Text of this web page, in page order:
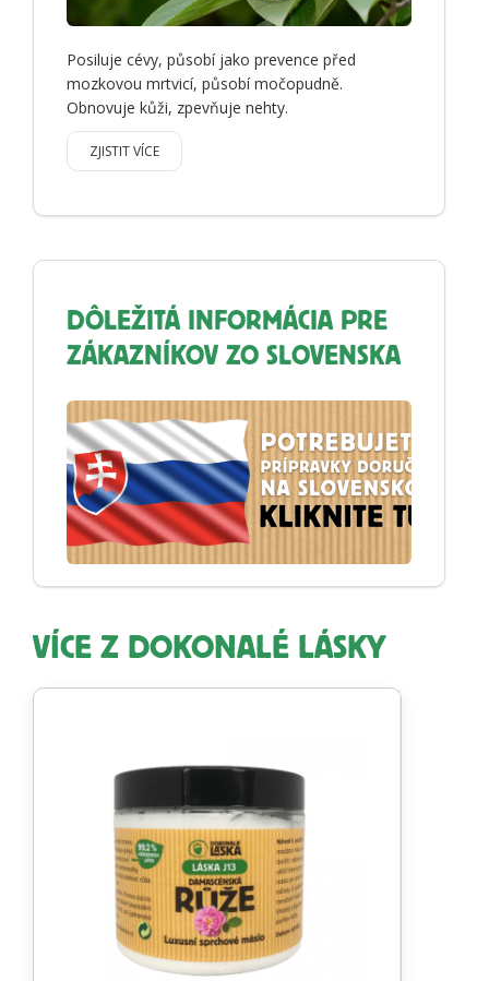
Posiluje cévy, působí jako prevence před
mozkovou mrtvicí, působí močopudně.
Obnovuje kůži, zpevňuje nehty.
ZJISTIT VÍCE
DÔLEŽITÁ INFORMÁCIA PRE
ZÁKAZNÍKOV ZO SLOVENSKA
VÍCE Z DOKONALÉ LÁSKY